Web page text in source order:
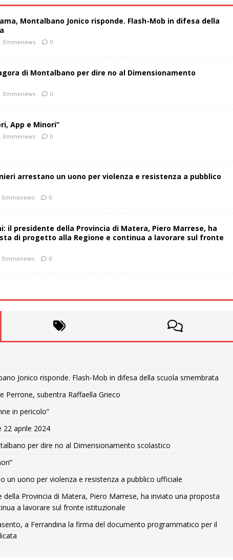
Montalbano Jonico risponde. Flash-Mob in difesa della
Emmenews 0
di Montalbano per dire no al Dimensionamento
Emmenews 0
App e Minori”
Emmenews 0
arrestano un uono per violenza e resistenza a pubblico
Emmenews 0
il presidente della Provincia di Matera, Piero Marrese, ha
di progetto alla Regione e continua a lavorare sul fronte
Emmenews 0
Jonico risponde. Flash-Mob in difesa della scuola smembrata
Perrone, subentra Raffaella Grieco
in pericolo”
22 aprile 2024
per dire no al Dimensionamento scolastico
un uono per violenza e resistenza a pubblico ufficiale
della Provincia di Matera, Piero Marrese, ha inviato una proposta
a lavorare sul fronte istituzionale
a Ferrandina la firma del documento programmatico per il